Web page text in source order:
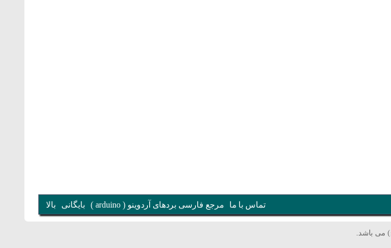
تماس با ما مرجع فارسی بردهای آردوینو ( arduino ) بایگانی بالا